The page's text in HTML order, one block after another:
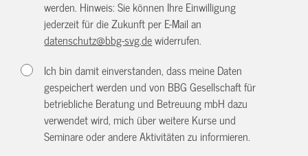
werden. Hinweis: Sie können Ihre Einwilligung
jederzeit für die Zukunft per E-Mail an
datenschutz@bbg-svg.dewiderrufen.
Ich bin damit einverstanden, dass meine Daten
gespeichert werden und von BBG Gesellschaft für
betriebliche Beratung und Betreuung mbH dazu
verwendet wird, mich über weitere Kurse und
Seminare oder andere Aktivitäten zu informieren.